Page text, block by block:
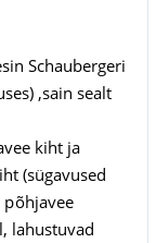
Schaubergeri
,sain sealt
kiht ja
(sügavused
põhjavee
lahustuvad